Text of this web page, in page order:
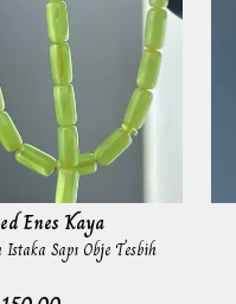
Enes Kaya
Sapı Obje Tesbih